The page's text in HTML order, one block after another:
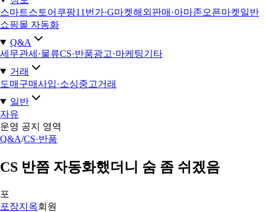
스마트스토어 쿠팡11번가·G마켓해외판매·아마존오픈마켓일반
쇼핑몰 자동화
Q&A
세무관세·물류CS·반품광고·마케팅기타
거래
도매구매사입·소싱중고거래
일반
자유
운영 공지 영역
Q&A/CS·반품
CS 반쯤 자동화했더니 숨 좀 쉬겠음
포
포장지옥회원